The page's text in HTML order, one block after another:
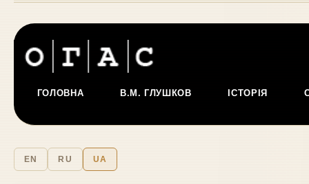
ГОЛОВНА В.М. ГЛУШКОВ ІСТОРІЯ
EN RU UA